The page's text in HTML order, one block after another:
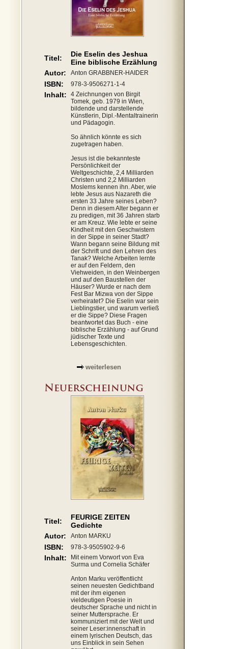
Titel:
Die Eselin des Jeshua
Eine biblische Erzählung
Autor:
Anton GRABBNER-HAIDER
ISBN: 978-3-9506271-1-4
Inhalt:
4 Zeichnungen von Birgit
Tomek, geb. 1979 in Wien,
bildende und darstellende
Künstlerin, Dipl.-Mentaltrainerin
und Pädagogin.
So ähnlich könnte es sich
zugetragen haben.
Jesus ist die bekannteste
Persönlichkeit der
Weltgeschichte, 2,4 Milliarden
Christen und 2,2 Milliarden
Moslems kennen ihn. Aber, wie
lebte Jesus aus Nazareth die
ersten 33 Jahre seines Leben?
Denn in diesem Alter begann er
zu predigen, mit 36 Jahren starb
er am Kreuz. Wie lebte er seine
Kindheit mit den Geschwistern
in der Sippe in seiner Stadt?
Wann begann seine Bildung mit
der Schrift und den Lehren des
Tanak? Welche Arbeiten lernte
er auf den Feldern, den
Viehweiden, in den Weinbergen
und auf den Baustellen der
Häuser? Wurde er nach dem
Fest Bar Mizwa von der Sippe
verheiratet? Die Eselin war sein
Lieblingstier, und warum verließ
er die Sippe? Diese Fragen
beantwortet das Buch - eine
biblische Erzählung - auf Grund
jüdischer Texte und
Lebensgeschichten.
weiterlesen
Titel:
FEURIGE ZEITEN
Gedichte
Autor:
Anton MARKU
ISBN: 978-3-9505902-9-6
Inhalt:
Mit einem Vorwort von Eva
Surma und Cornelia Schäfer
Anton Marku veröffentlicht
seinen neuesten Gedichtband
mit der ihm eigenen
vieldeutigen Poesie in
deutscher Sprache und nicht in
seiner Muttersprache. Er
kommuniziert mit der Welt und
seiner Leser:innenschaft in
einem lyrischen Deutsch, das
uns Einblick in sein Sehen